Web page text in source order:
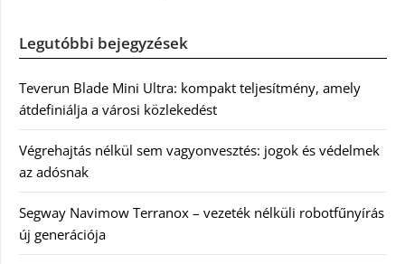
Legutóbbi bejegyzések
Teverun Blade Mini Ultra: kompakt teljesítmény, amely
átdefiniálja a városi közlekedést
Végrehajtás nélkül sem vagyonvesztés: jogok és védelmek
az adósnak
Segway Navimow Terranox – vezeték nélküli robotfűnyírás
új generációja